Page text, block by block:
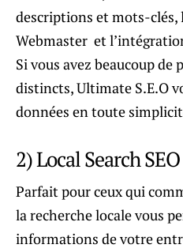
descriptions et mots-clés,
Webmaster et
Si vous avez beaucoup de
distincts, Ultimate S.E.O
données en toute
2) Local Search
Parfait pour ceux qui
la recherche locale vous
informations de votre